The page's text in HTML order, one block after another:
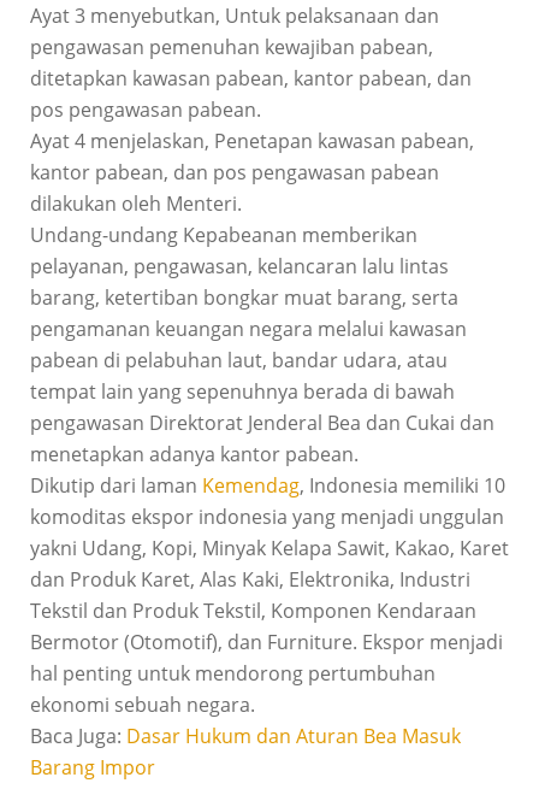
Ayat 3 menyebutkan, Untuk pelaksanaan dan
pengawasan pemenuhan kewajiban pabean,
ditetapkan kawasan pabean, kantor pabean, dan
pos pengawasan pabean.
Ayat 4 menjelaskan, Penetapan kawasan pabean,
kantor pabean, dan pos pengawasan pabean
dilakukan oleh Menteri.
Undang-undang Kepabeanan memberikan
pelayanan, pengawasan, kelancaran lalu lintas
barang, ketertiban bongkar muat barang, serta
pengamanan keuangan negara melalui kawasan
pabean di pelabuhan laut, bandar udara, atau
tempat lain yang sepenuhnya berada di bawah
pengawasan Direktorat Jenderal Bea dan Cukai dan
menetapkan adanya kantor pabean.
Dikutip dari laman Kemendag, Indonesia memiliki 10
komoditas ekspor indonesia yang menjadi unggulan
yakni Udang, Kopi, Minyak Kelapa Sawit, Kakao, Karet
dan Produk Karet, Alas Kaki, Elektronika, Industri
Tekstil dan Produk Tekstil, Komponen Kendaraan
Bermotor (Otomotif), dan Furniture. Ekspor menjadi
hal penting untuk mendorong pertumbuhan
ekonomi sebuah negara.
Baca Juga: Dasar Hukum dan Aturan Bea Masuk
Barang Impor